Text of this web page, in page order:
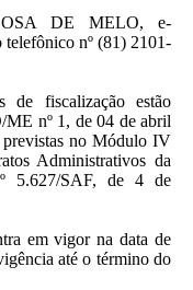
DE MELO, e-
telefônico nº (81) 2101-
de fiscalização estão
nº 1, de 04 de abril
previstas no Módulo IV
Administrativos da
5.627/SAF, de 4 de
em vigor na data de
até o término do